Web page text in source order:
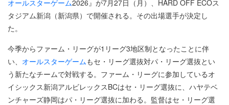
オールスターゲーム2026』が7月27日（月）、HARD OFF ECOス
タジアム新潟（新潟県）で開催される。その出場選手が決定し
た。
今季からファーム・リーグが1リーグ3地区制となったことに伴
い、 オールスターゲームもセ・リーグ選抜対パ・リーグ選抜とい
う新たなチームで対戦する。ファーム・リーグに参加しているオ
イシックス新潟アルビレックスBCはセ・リーグ選抜に、ハヤテベ
ンチャーズ静岡はパ・リーグ選抜に加わる。監督はセ・リーグ選